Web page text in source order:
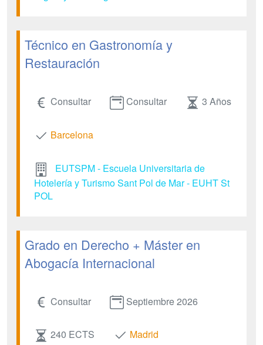
Técnico en Gastronomía y
Restauración
Consultar Consultar 3 Años
Barcelona
EUTSPM - Escuela Universitaria de
Hotelería y Turismo Sant Pol de Mar - EUHT St
POL
Grado en Derecho + Máster en
Abogacía Internacional
Consultar Septiembre 2026
240 ECTS Madrid